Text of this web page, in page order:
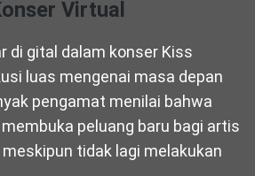
Virtual
di gital dalam konser Kiss
luas mengenai masa depan
pengamat menilai bahwa
peluang baru bagi artis
tidak lagi melakukan